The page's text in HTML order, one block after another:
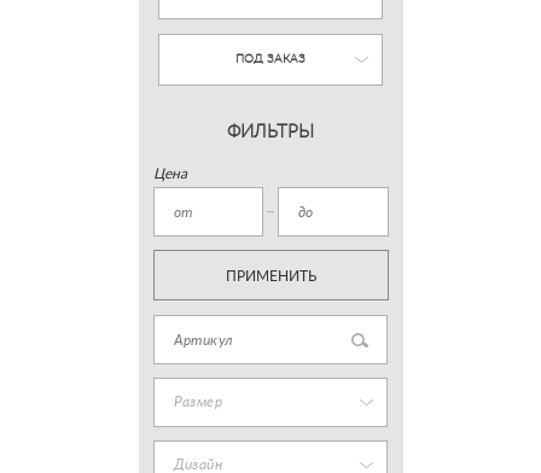
ПОД ЗАКАЗ
ФИЛЬТРЫ
Цена
ПРИМЕНИТЬ
Размер
Дизайн